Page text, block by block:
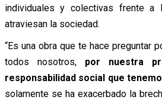
individuales y colectivas frente a
atraviesan la sociedad.
“Es una obra que te hace preguntar
todos nosotros, por nuestra
responsabilidad social que
solamente se ha exacerbado la